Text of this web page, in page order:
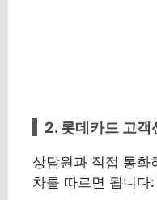
2. 롯데카드 고객
상담원과 직접 통화
차를 따르면 됩니다: